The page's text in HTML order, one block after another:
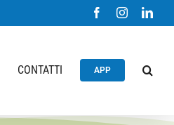
FacebookInstagram
CONTATTI APP